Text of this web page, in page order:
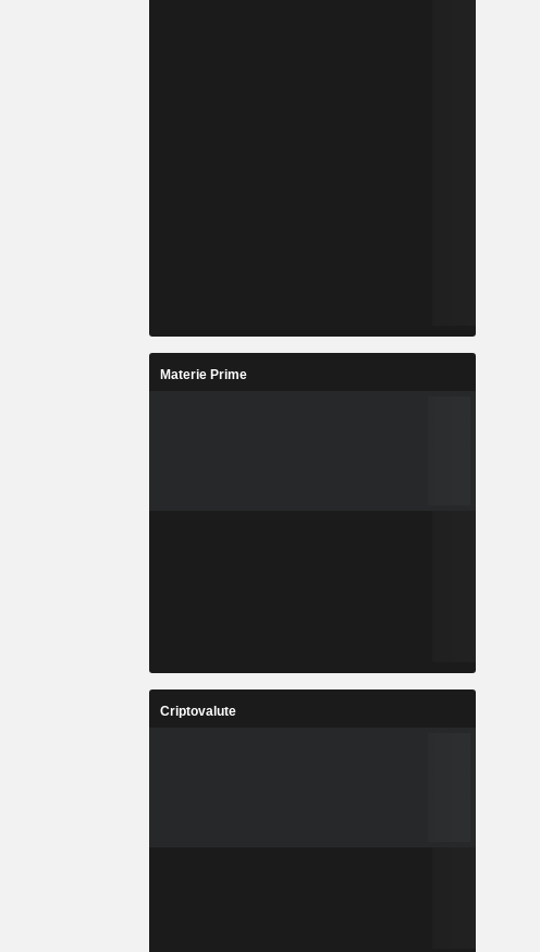
Materie Prime
Criptovalute